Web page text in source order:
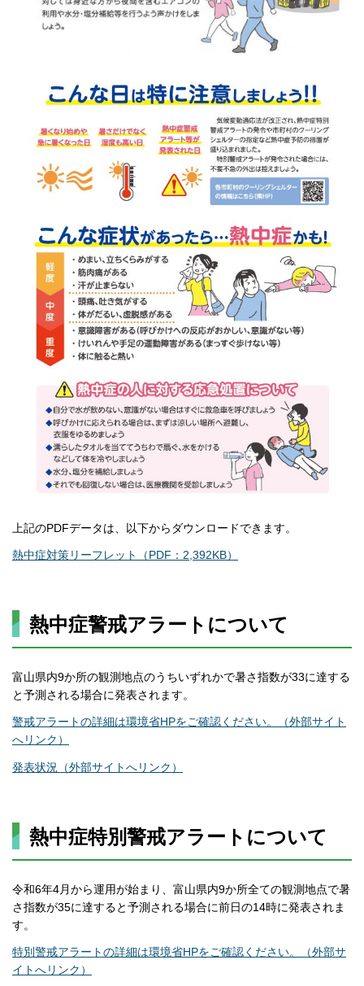
上記のPDFデータは、以下からダウンロードできます。
熱中症対策リーフレット（PDF：2,392KB）
熱中症警戒アラートについて
富山県内9か所の観測地点のうちいずれかで暑さ指数が33に達する
と予測される場合に発表されます。
警戒アラートの詳細は環境省HPをご確認ください。（外部サイト
へリンク）
発表状況（外部サイトへリンク）
熱中症特別警戒アラートについて
令和6年4月から運用が始まり、富山県内9か所全ての観測地点で暑
さ指数が35に達すると予測される場合に前日の14時に発表されま
す。
特別警戒アラートの詳細は環境省HPをご確認ください。（外部サ
イトへリンク）